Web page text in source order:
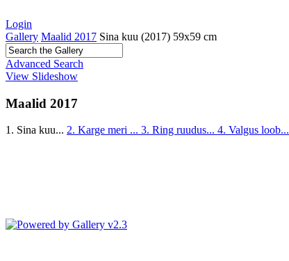
Login
Gallery Maalid 2017 Sina kuu (2017) 59x59 cm
Advanced Search
View Slideshow
Maalid 2017
1. Sina kuu... 2. Karge meri ... 3. Ring ruudus... 4. Valgus loob...